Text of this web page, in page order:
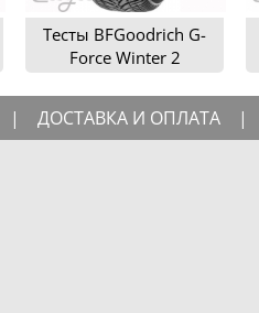
Тесты BFGoodrich G-
Force Winter 2
| ДОСТАВКА И ОПЛАТА |